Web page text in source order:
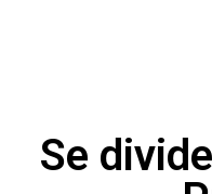
Se